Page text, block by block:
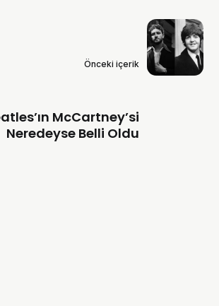
Önceki içerik
McCartney’si
Neredeyse Belli Oldu